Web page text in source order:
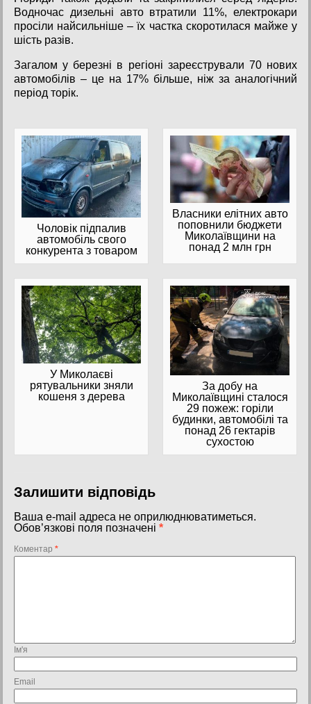
Водночас дизельні авто втратили 11%, електрокари
просіли найсильніше – їх частка скоротилася майже у
шість разів.
Загалом у березні в регіоні зареєстрували 70 нових
автомобілів – це на 17% більше, ніж за аналогічний
період торік.
Чоловік підпалив
автомобіль свого
конкурента з товаром
Власники елітних авто
поповнили бюджети
Миколаївщини на
понад 2 млн грн
У Миколаєві
рятувальники зняли
кошеня з дерева
За добу на
Миколаївщині сталося
29 пожеж: горіли
будинки, автомобілі та
понад 26 гектарів
сухостою
Залишити відповідь
Ваша e-mail адреса не оприлюднюватиметься.
Обов’язкові поля позначені *
Коментар *
Ім'я
Email